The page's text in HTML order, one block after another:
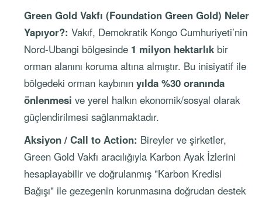
Green Gold Vakfı (Foundation Green Gold) Neler
Yapıyor?: Vakıf, Demokratik Kongo Cumhuriyeti’nin
Nord-Ubangi bölgesinde 1 milyon hektarlık bir
orman alanını koruma altına almıştır. Bu inisiyatif ile
bölgedeki orman kaybınınyılda %30 oranında
önlenmesi ve yerel halkın ekonomik/sosyal olarak
güçlendirilmesi sağlanmaktadır.
Aksiyon / Call to Action: Bireyler ve şirketler,
Green Gold Vakfı aracılığıyla Karbon Ayak İzlerini
hesaplayabilir ve doğrulanmış "Karbon Kredisi
Bağışı" ile gezegenin korunmasına doğrudan destek